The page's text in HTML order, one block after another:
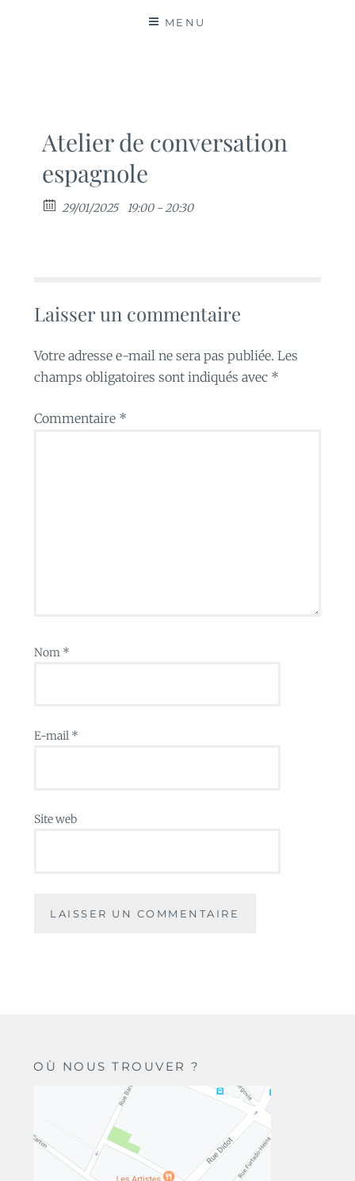
MENU
Atelier de conversation
espagnole
29/01/2025 19:00 - 20:30
Laisser un commentaire
Votre adresse e-mail ne sera pas publiée. Les
champs obligatoires sont indiqués avec *
Commentaire *
Nom *
E-mail *
Site web
OÙ NOUS TROUVER ?